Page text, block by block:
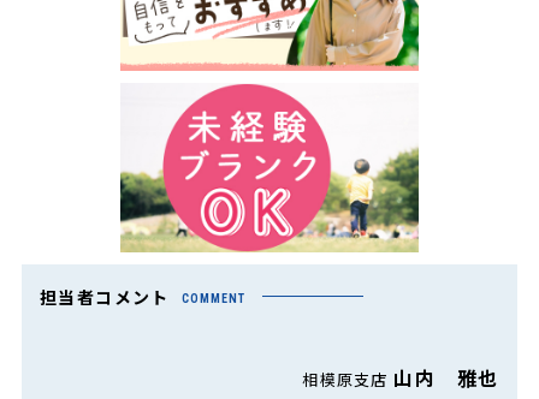
担当者コメント COMMENT
相模原支店 山内 雅也